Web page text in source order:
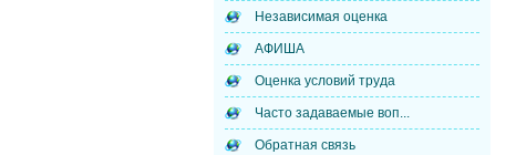
Независимая оценка
АФИША
Оценка условий труда
Часто задаваемые воп...
Обратная связь